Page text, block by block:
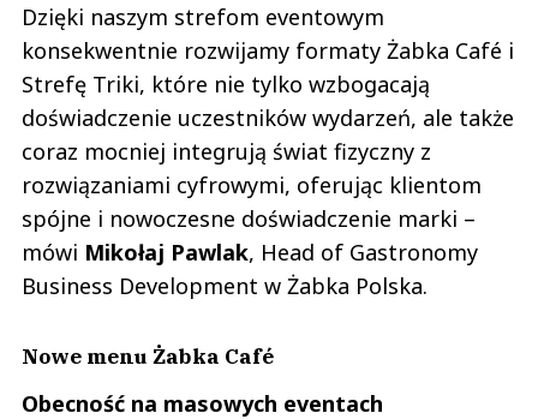
Dzięki naszym strefom eventowym
konsekwentnie rozwijamy formaty Żabka Café i
Strefę Triki, które nie tylko wzbogacają
doświadczenie uczestników wydarzeń, ale także
coraz mocniej integrują świat fizyczny z
rozwiązaniami cyfrowymi, oferując klientom
spójne i nowoczesne doświadczenie marki –
mówi Mikołaj Pawlak, Head of Gastronomy
Business Development w Żabka Polska.
Nowe menu Żabka Café
Obecność na masowych eventach